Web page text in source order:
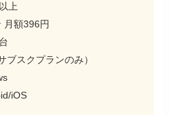
上
月額396円
ブスクプランのみ）
iOS